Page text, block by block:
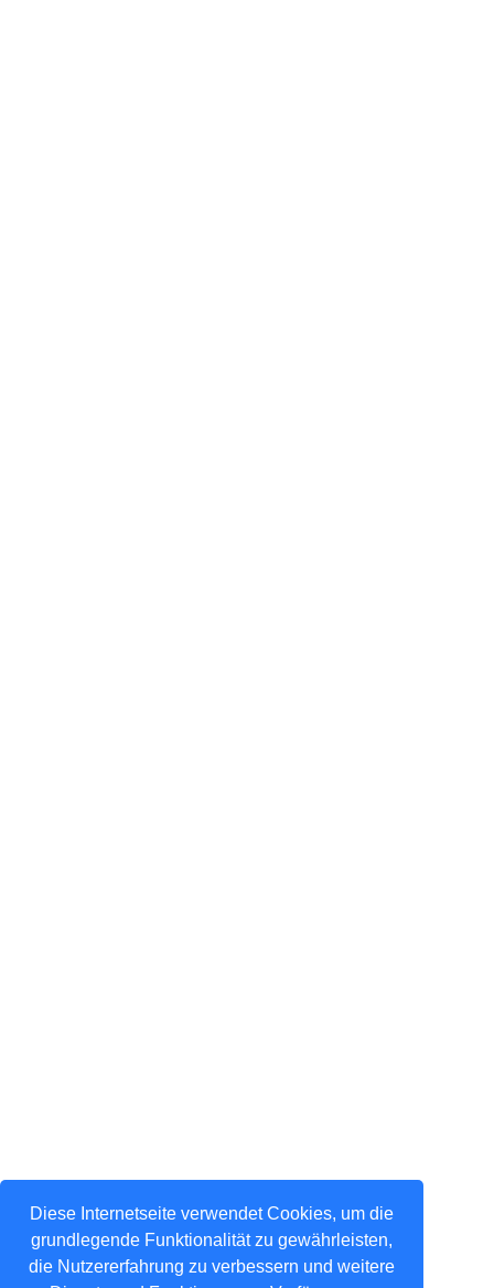
Diese Internetseite verwendet Cookies, um die
grundlegende Funktionalität zu gewährleisten,
die Nutzererfahrung zu verbessern und weitere